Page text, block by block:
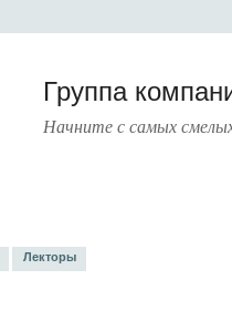
Группа
Начните с самых
Лекторы